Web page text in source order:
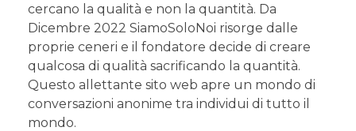
cercano la qualità e non la quantità. Da
Dicembre 2022 SiamoSoloNoi risorge dalle
proprie ceneri e il fondatore decide di creare
qualcosa di qualità sacrificando la quantità.
Questo allettante sito web apre un mondo di
conversazioni anonime tra individui di tutto il
mondo.